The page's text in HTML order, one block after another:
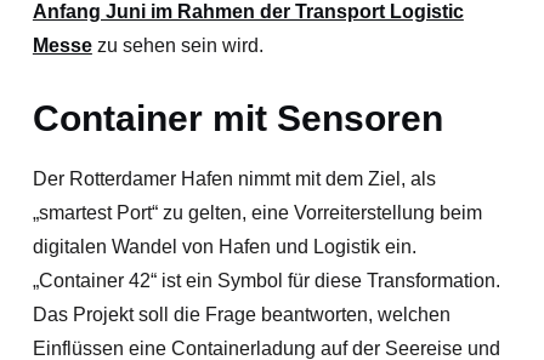
Anfang Juni im Rahmen der Transport Logistic
Messezu sehen sein wird.
Container mit Sensoren
Der Rotterdamer Hafen nimmt mit dem Ziel, als
„smartest Port“ zu gelten, eine Vorreiterstellung beim
digitalen Wandel von Hafen und Logistik ein.
„Container 42“ ist ein Symbol für diese Transformation.
Das Projekt soll die Frage beantworten, welchen
Einflüssen eine Containerladung auf der Seereise und